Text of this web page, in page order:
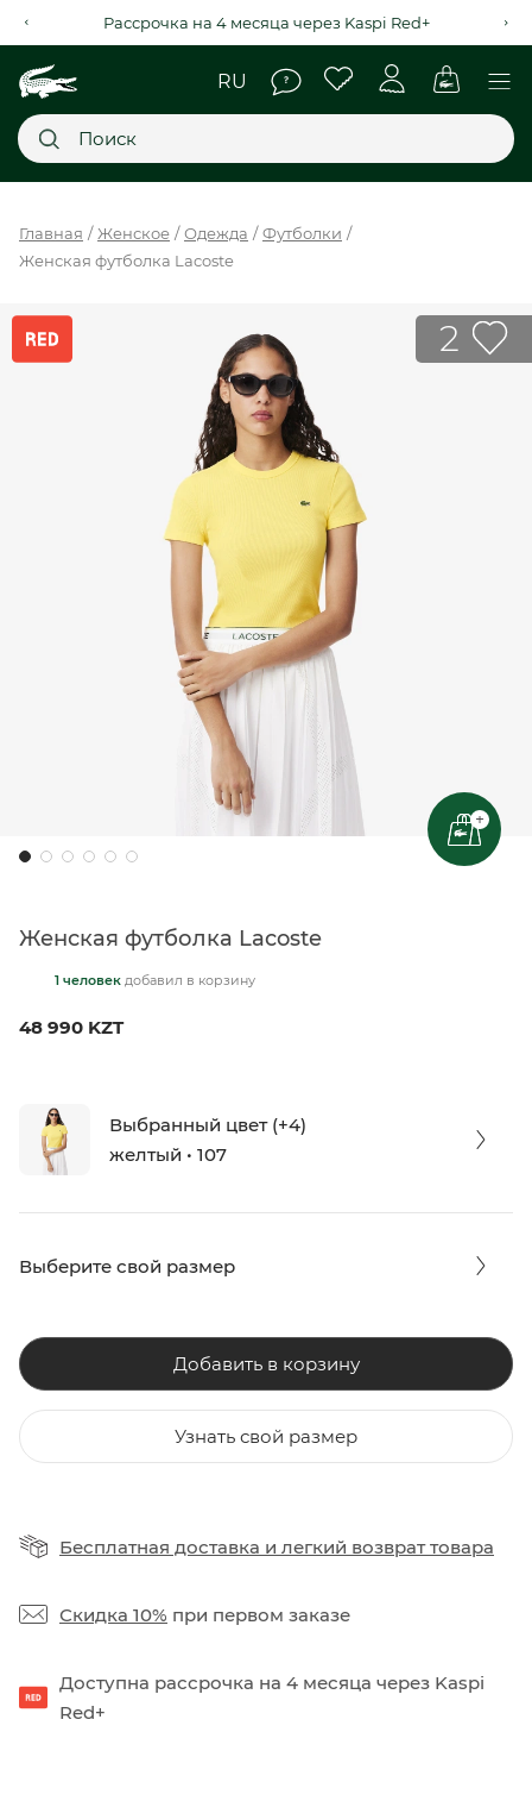
Рассрочка на 4 месяца через Kaspi Red+
НОВИНКИ
SALE
МЫ LACOSTE
Главная Женское Одежда
Футболки
Женская футболка Lacoste
2
+
Женская футболка Lacoste
1 человек добавил в корзину
48 990 KZT
Выбранный цвет (+4)
желтый • 107
Выберите свой размер
Добавить в корзину
Узнать свой размер
Бесплатная доставка и легкий возврат товара
Скидка 10% при первом заказе
Доступна рассрочка на 4 месяца через Kaspi
Red+